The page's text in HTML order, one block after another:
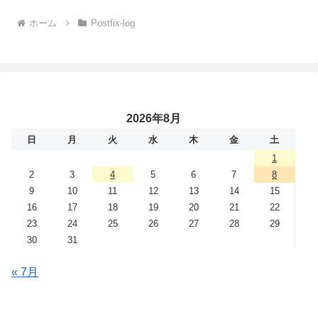
ホーム Postfix-log
2026年8月
日 月 火 水 木 金
土
1
2
3 4 5 6 7
8
9
10 11 12 13 14
15
16
17 18 19 20 21
22
23
24 25 26 27 28
29
30
31
« 7月